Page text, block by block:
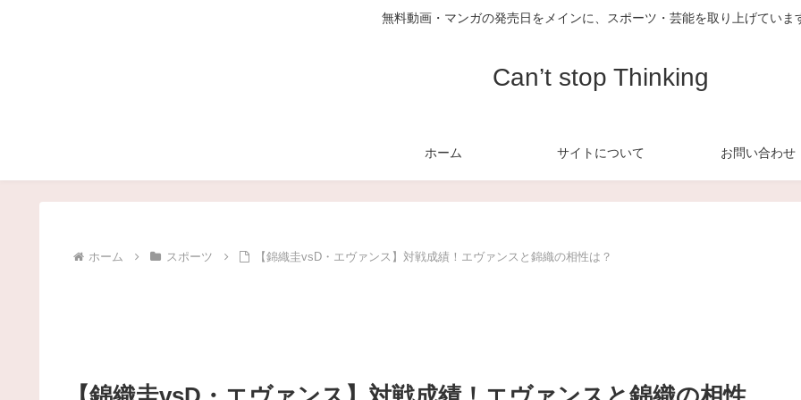
無料動画・マンガの発売日をメインに、スポーツ・芸能を取り上げていま
Can’t stop Thinking
ホーム サイトについて お問い合わせ
ホーム スポーツ 【錦織圭vsD・エヴァンス】対戦成績！エヴァンスと錦織の相性は？